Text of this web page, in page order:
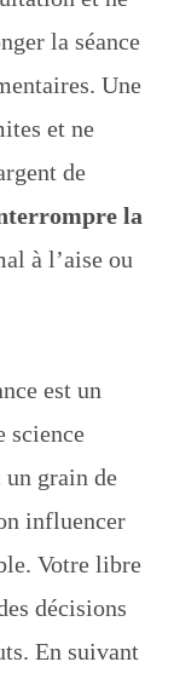
la séance
Une
et ne
de
la
à l’aise ou
est un
science
un grain de
influencer
Votre libre
décisions
En suivant